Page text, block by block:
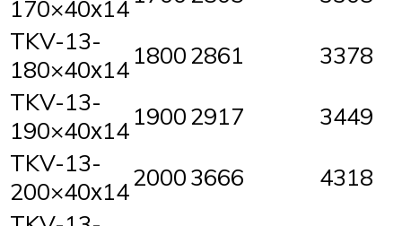
170×40х14
TKV-13-
180×40х14 18002861
3378
TKV-13-
190×40х14 19002917
3449
TKV-13-
200×40х1420003666
4318